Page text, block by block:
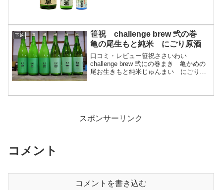
下越
笹祝 challenge brew 弐の巻
亀の尾生もと純米 にごり原酒
口コミ・レビュー笹祝ささいわい
challenge brew 弐にの巻まき 亀かめの
尾お生きもと純米じゅんまい にごり原
品説明・特徴など(参照：笹祝酒造株式会
スポンサーリンク
コメント
コメントを書き込む